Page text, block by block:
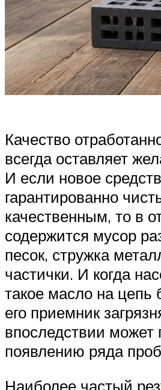
Качество
всегда оставляет
И если новое
гарантированно
качественным, то в
содержится мусор
песок, стружка
частички. И когда
такое масло на цепь
его приемник
впоследствии может
появлению ряда
Наиболее частый